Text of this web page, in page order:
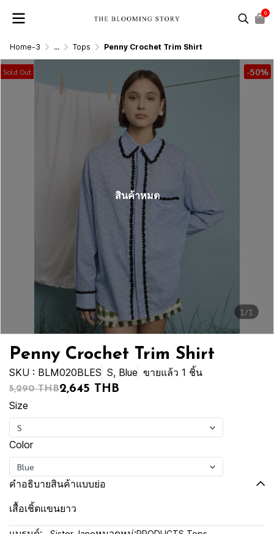
0
Home-3 ... Tops Penny Crochet Trim Shirt
1/1
Sold Out -50%
สินค้าหมด
Penny Crochet Trim Shirt
SKU : BLM020BLES S, Blue ขายแล้ว 1 ชิ้น
5,290 THB2,645 THB
Size
S
Color
Blue
คำอธิบายสินค้าแบบย่อ
เสื้อเชิ้ตแขนยาว